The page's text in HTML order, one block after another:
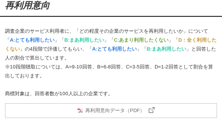
再利用意向
調査企業のサービス利用者に、「どの程度その企業のサービスを再利用したいか」について
「A:とても利用したい 」「B:まあ利用したい 」「C:あまり利用したくない 」「D：全く利用した
くない 」の4段階で評価してもらい、「A:とても利用したい 」「B:まあ利用したい 」と回答した
人の割合で算出しています。
※10段階聴取については、A=9-10回答、B=6-8回答、C=3-5回答、D=1-2回答として割合を算
出しております。
商標対象は、回答者数が100人以上の企業です。
再利用意向データ（PDF）